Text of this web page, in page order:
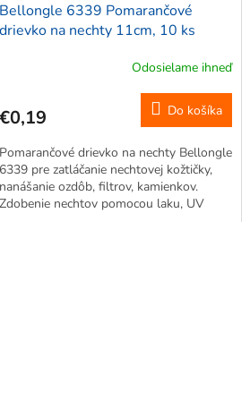
Bellongle 6339 Pomarančové
drievko na nechty 11cm, 10 ks
Odosielame ihneď
€0,19 Do košíka
Pomarančové drievko na nechty Bellongle
6339 pre zatláčanie nechtovej kožtičky,
nanášanie ozdôb, filtrov, kamienkov.
Zdobenie nechtov pomocou laku, UV